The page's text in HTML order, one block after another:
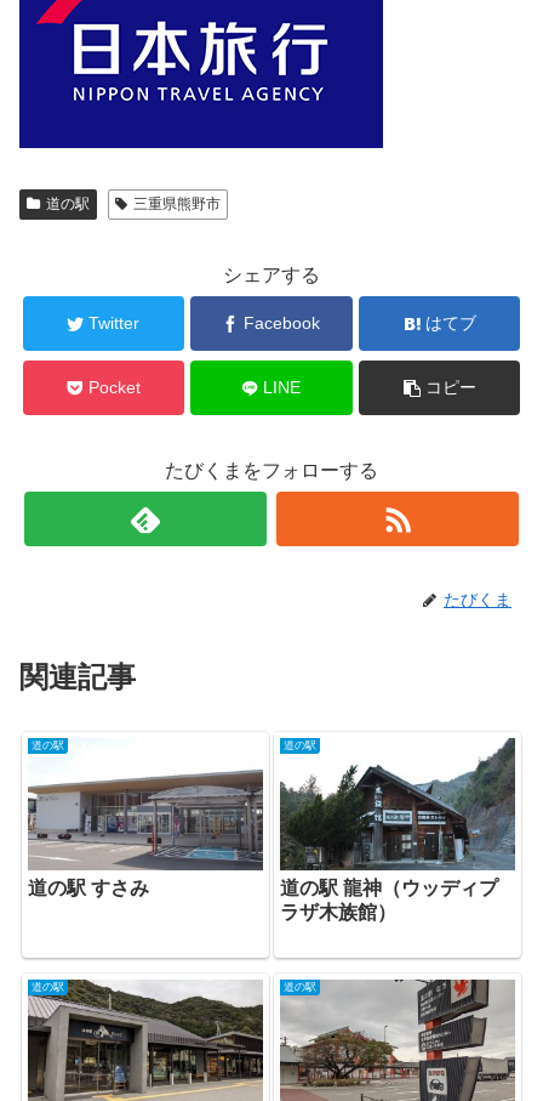
道の駅 三重県熊野市
シェアする
Twitter Facebook はてブ
Pocket LINE コピー
たびくまをフォローする
たびくま
関連記事
道の駅
道の駅 すさみ
道の駅
道の駅 龍神（ウッディプ
ラザ木族館）
道の駅 道の駅